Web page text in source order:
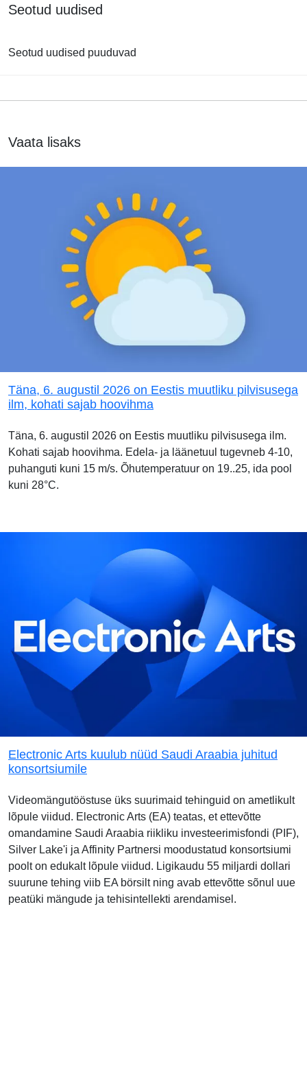
Seotud uudised
Seotud uudised puuduvad
Vaata lisaks
Täna, 6. augustil 2026 on Eestis muutliku pilvisusega
ilm, kohati sajab hoovihma
Täna, 6. augustil 2026 on Eestis muutliku pilvisusega ilm.
Kohati sajab hoovihma. Edela- ja läänetuul tugevneb 4-10,
puhanguti kuni 15 m/s. Õhutemperatuur on 19..25, ida pool
kuni 28°C.
Electronic Arts kuulub nüüd Saudi Araabia juhitud
konsortsiumile
Videomängutööstuse üks suurimaid tehinguid on ametlikult
lõpule viidud. Electronic Arts (EA) teatas, et ettevõtte
omandamine Saudi Araabia riikliku investeerimisfondi (PIF),
Silver Lake'i ja Affinity Partnersi moodustatud konsortsiumi
poolt on edukalt lõpule viidud. Ligikaudu 55 miljardi dollari
suurune tehing viib EA börsilt ning avab ettevõtte sõnul uue
peatüki mängude ja tehisintellekti arendamisel.